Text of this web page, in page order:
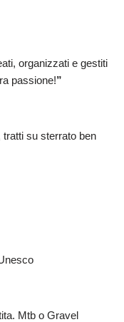
organizzati e gestiti
passione!”
su sterrato ben
Mtb o Gravel